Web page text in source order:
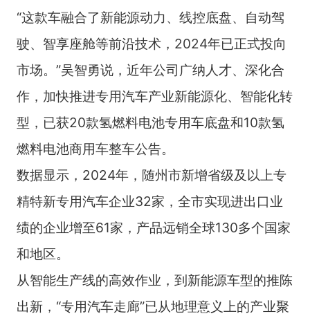
“这款车融合了新能源动力、线控底盘、自动驾
驶、智享座舱等前沿技术，2024年已正式投向
市场。”吴智勇说，近年公司广纳人才、深化合
作，加快推进专用汽车产业新能源化、智能化转
型，已获20款氢燃料电池专用车底盘和10款氢
燃料电池商用车整车公告。
数据显示，2024年，随州市新增省级及以上专
精特新专用汽车企业32家，全市实现进出口业
绩的企业增至61家，产品远销全球130多个国家
和地区。
从智能生产线的高效作业，到新能源车型的推陈
出新，“专用汽车走廊”已从地理意义上的产业聚